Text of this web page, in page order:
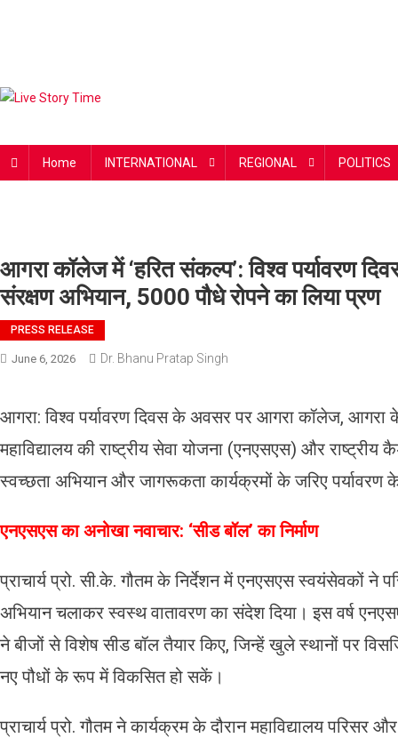
Home INTERNATIONAL REGIONAL POLITICS
आगरा कॉलेज में ‘हरित संकल्प’: विश्व पर्यावरण
संरक्षण अभियान, 5000 पौधे रोपने का लिया प्रण
PRESS RELEASE
June 6, 2026 Dr. Bhanu Pratap Singh
आगरा: विश्व पर्यावरण दिवस के अवसर पर आगरा कॉलेज,
महाविद्यालय की राष्ट्रीय सेवा योजना (एनएसएस) और
स्वच्छता अभियान और जागरूकता कार्यक्रमों के जरिए पर्यावरण के
एनएसएस का अनोखा नवाचार: ‘सीड बॉल’ का निर्माण
प्राचार्य प्रो. सी.के. गौतम के निर्देशन में एनएसएस स्वयंसेवकों ने
अभियान चलाकर स्वस्थ वातावरण का संदेश दिया। इस वर्ष
ने बीजों से विशेष सीड बॉल तैयार किए, जिन्हें खुले स्थानों पर
नए पौधों के रूप में विकसित हो सकें।
​प्राचार्य प्रो. गौतम ने कार्यक्रम के दौरान महाविद्यालय